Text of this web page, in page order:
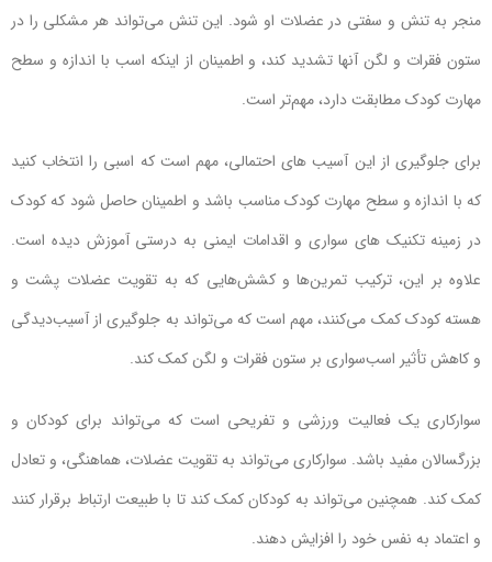
منجر به تنش و سفتی در عضلات او شود. این تنش می‌تواند هر مشکلی را در
ستون فقرات و لگن آنها تشدید کند، و اطمینان از اینکه اسب با اندازه و سطح
مهارت کودک مطابقت دارد، مهم‌تر است.
برای جلوگیری از این آسیب های احتمالی، مهم است که اسبی را انتخاب کنید
که با اندازه و سطح مهارت کودک مناسب باشد و اطمینان حاصل شود که کودک
در زمینه تکنیک های سواری و اقدامات ایمنی به درستی آموزش دیده است.
علاوه بر این، ترکیب تمرین‌ها و کشش‌هایی که به تقویت عضلات پشت و
هسته کودک کمک می‌کنند، مهم است که می‌تواند به جلوگیری از آسیب‌دیدگی
و کاهش تأثیر اسب‌سواری بر ستون فقرات و لگن کمک کند.
سوارکاری یک فعالیت ورزشی و تفریحی است که می‌تواند برای کودکان و
بزرگسالان مفید باشد. سوارکاری می‌تواند به تقویت عضلات، هماهنگی، و تعادل
کمک کند. همچنین می‌تواند به کودکان کمک کند تا با طبیعت ارتباط برقرار کنند
و اعتماد به نفس خود را افزایش دهند.